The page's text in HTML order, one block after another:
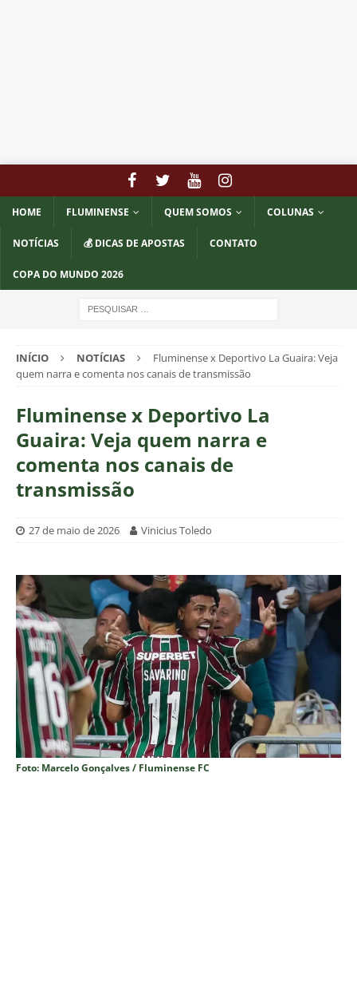
HOME FLUMINENSE QUEM SOMOS COLUNAS
NOTÍCIAS 💰 DICAS DE APOSTAS CONTATO
COPA DO MUNDO 2026
INÍCIO NOTÍCIAS
Fluminense x Deportivo La Guaira: Veja
quem narra e comenta nos canais de transmissão
Fluminense x Deportivo La
Guaira: Veja quem narra e
comenta nos canais de
transmissão
27 de maio de 2026 Vinicius Toledo
Foto: Marcelo Gonçalves / Fluminense FC